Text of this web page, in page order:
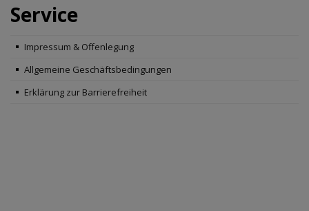
Service
Impressum & Offenlegung
Allgemeine Geschäftsbedingungen
Erklärung zur Barrierefreiheit